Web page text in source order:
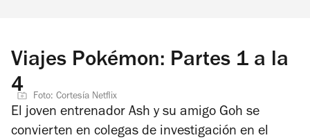
Viajes Pokémon: Partes 1 a la
4
Foto: Cortesía Netflix
El joven entrenador Ash y su amigo Goh se
convierten en colegas de investigación en el